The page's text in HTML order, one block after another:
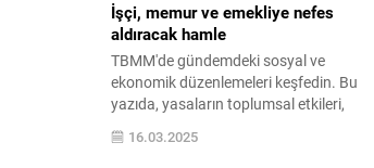
İşçi, memur ve emekliye nefes
aldıracak hamle
TBMM'de gündemdeki sosyal ve
ekonomik düzenlemeleri keşfedin. Bu
yazıda, yasaların toplumsal etkileri,
ekonomik reformların önemi ve
gelecekteki olası değişiklikler hakkında
16.03.2025